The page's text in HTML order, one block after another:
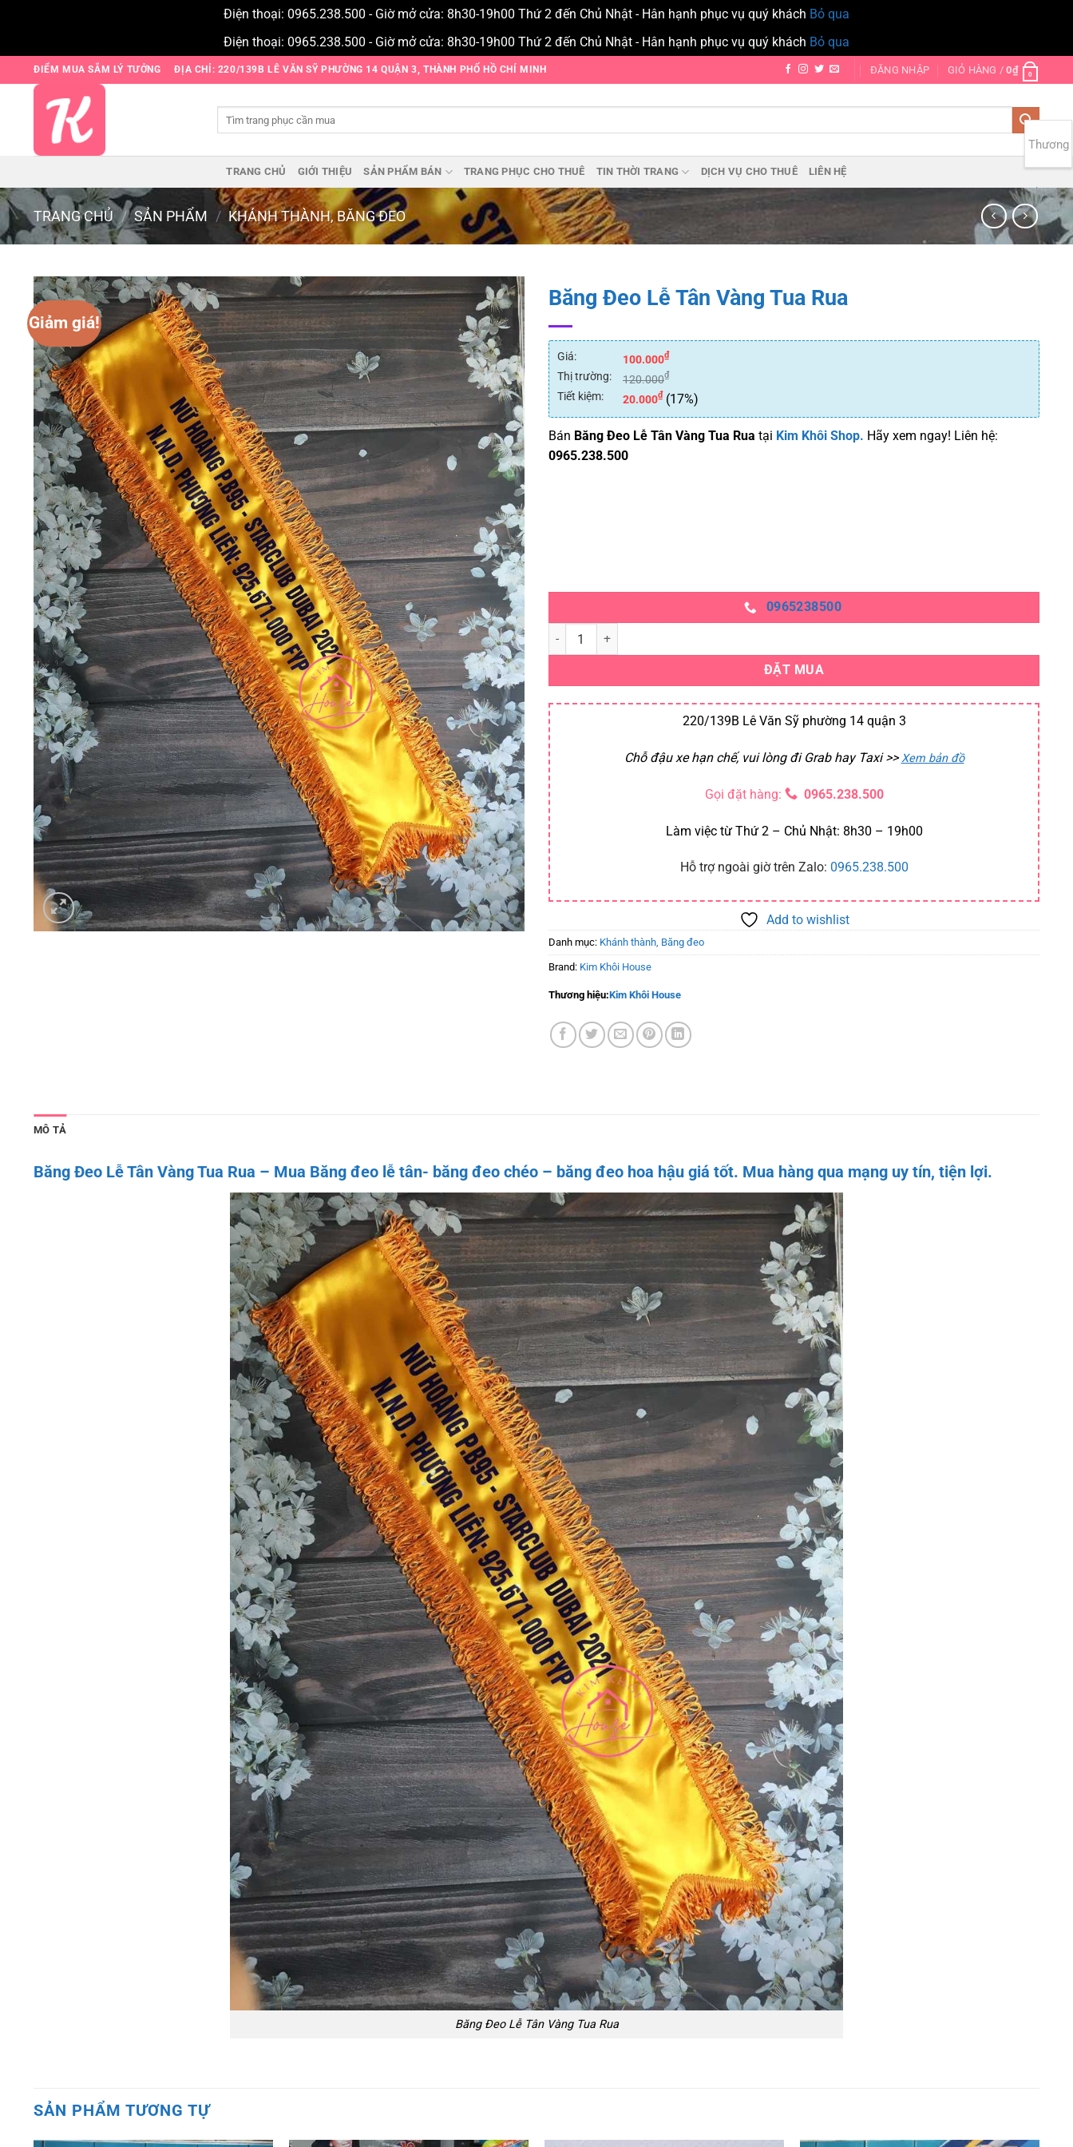
Điện thoại: 0965.238.500 - Giờ mở cửa: 8h30-19h00 Thứ 2 đến Chủ Nhật - Hân hạnh phục vụ quý khách Bỏ qua
Điện thoại: 0965.238.500 - Giờ mở cửa: 8h30-19h00 Thứ 2 đến Chủ Nhật - Hân hạnh phục vụ quý khách Bỏ qua
qua
ĐIỂM MUA SẮM LÝ TƯỞNG ĐỊA CHỈ: 220/139B LÊ VĂN SỸ PHƯỜNG 14 QUẬN 3, THÀNH PHỐ HỒ CHÍ MINH ĐĂNG NHẬP GIỎ HÀNG /0₫ 0
TRANG CHỦ GIỚI THIỆU SẢN PHẨM BÁN TRANG PHỤC CHO THUÊ TIN THỜI TRANG DỊCH VỤ CHO THUÊ LIÊN HỆ
TRANG CHỦ / SẢN PHẨM / KHÁNH THÀNH, BĂNG ĐEO
Giảm giá!
Add to
wishlist
Băng Đeo Lễ Tân Vàng Tua Rua
Giá: 100.000₫
Thị trường: 120.000₫
Tiết kiệm: 20.000₫ (17%)
Bán Băng Đeo Lễ Tân Vàng Tua Rua tại Kim Khôi Shop. Hãy xem ngay! Liên hệ:
0965.238.500
0965238500
Băng Đeo Lễ Tân Vàng Tua Rua số lượng
ĐẶT MUA
220/139B Lê Văn Sỹ phường 14 quận 3
Chỗ đậu xe hạn chế, vui lòng đi Grab hay Taxi>>Xem bản đồ
Gọi đặt hàng: 0965.238.500
Làm việc từ Thứ 2 – Chủ Nhật: 8h30 – 19h00
Hỗ trợ ngoài giờ trên Zalo: 0965.238.500
Add to wishlist
Danh mục: Khánh thành, Băng đeo
Brand: Kim Khôi House
Thương hiệu:Kim Khôi House
MÔ TẢ
Băng Đeo Lễ Tân Vàng Tua Rua – Mua Băng đeo lễ tân- băng đeo chéo – băng đeo hoa hậu giá tốt. Mua hàng qua mạng uy tín, tiện lợi.
Băng Đeo Lễ Tân Vàng Tua Rua
SẢN PHẨM TƯƠNG TỰ
Thương
hiệu: